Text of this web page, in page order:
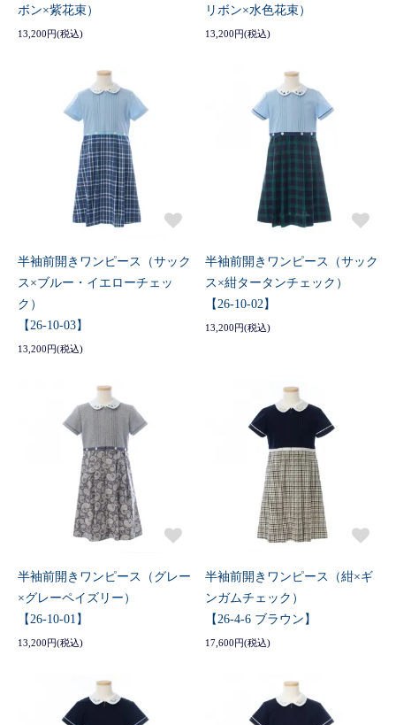
ボン×紫花束）
13,200円(税込)
リボン×水色花束）
13,200円(税込)
半袖前開きワンピース（サック
ス×ブルー・イエローチェッ
ク）
【26-10-03】
13,200円(税込)
半袖前開きワンピース（サック
ス×紺タータンチェック）
【26-10-02】
13,200円(税込)
半袖前開きワンピース（グレー
×グレーペイズリー）
【26-10-01】
13,200円(税込)
半袖前開きワンピース（紺×ギ
ンガムチェック）
【26-4-6 ブラウン】
17,600円(税込)